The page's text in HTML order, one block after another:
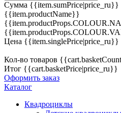
Сумма {{item.sumPrice|price_ru}}
{{item.productName}}
Цена {{item.singlePrice|price_ru}}
Кол-во товаров
Итог {{cart.basketPrice|price_ru}}
Оформить заказ
Каталог
Квадроциклы